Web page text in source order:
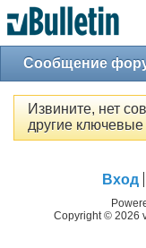
Сообщение
Извините, нет
другие ключевые
Вход
Copyright © 2026